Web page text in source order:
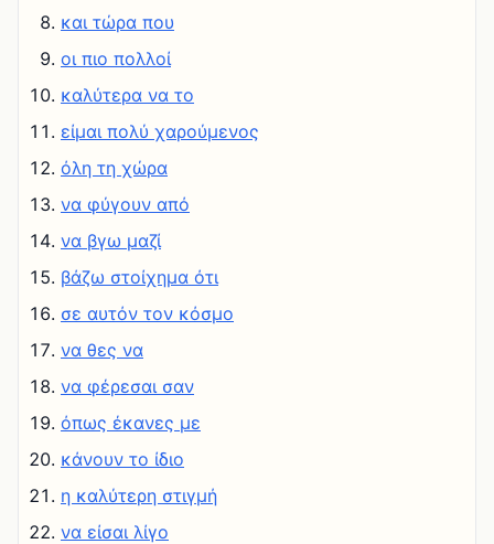
και τώρα που
οι πιο πολλοί
καλύτερα να το
είμαι πολύ χαρούμενος
όλη τη χώρα
να φύγουν από
να βγω μαζί
βάζω στοίχημα ότι
σε αυτόν τον κόσμο
να θες να
να φέρεσαι σαν
όπως έκανες με
κάνουν το ίδιο
η καλύτερη στιγμή
να είσαι λίγο